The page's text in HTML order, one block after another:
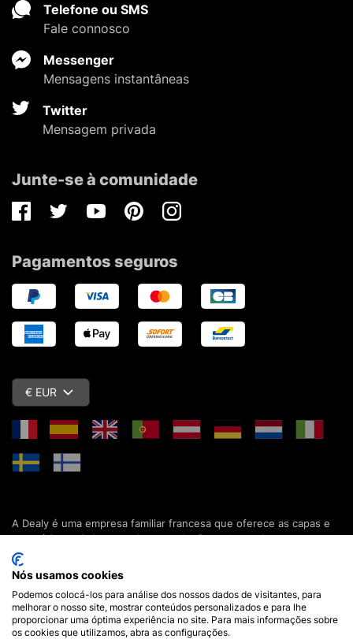
Telefone ou SMS
Fale connosco
Messenger
Mensagens instantâneas
Twitter
Mensagem privada
Junte-se à comunidade
FacebookTwitterYoutubePinterestInstagram
Pagamentos seguros
€ EUR
A Dealy é uma empresa familiar francesa que oferece as capas e
acessórios mais baratos do mercado. Descubra todas as nossas
colecções de capas, estojos, protecções de ecrã e acessórios
para o seu smartphone, tablet, computador ou relógio conectado.
Desde 2012, apresentamos novidades todos os dias para lhe
oferecer ainda mais opções de escolha. Mais de 600.000 clientes
em França e em todo o mundo já confiam na Dealy. Se tiver
alguma pergunta, a nossa equipa está disponível 7 dias por
Nós usamos cookies
Podemos colocá-los para análise dos nossos dados de visitantes, para
melhorar o nosso site, mostrar conteúdos personalizados e para lhe
proporcionar uma óptima experiência no site. Para mais informações sobre
os cookies que utilizamos, abra as configurações.